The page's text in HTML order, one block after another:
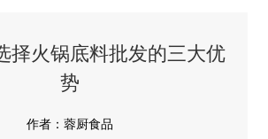
择火锅底料批发的三大优
势
蓉厨食品